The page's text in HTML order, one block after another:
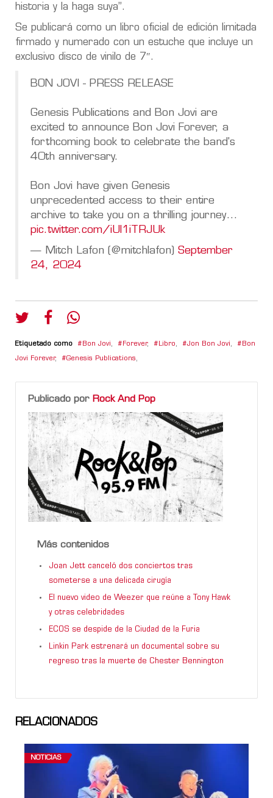
historia y la haga suya”.
Se publicará como un libro oficial de edición limitada
firmado y numerado con un estuche que incluye un
exclusivo disco de vinilo de 7″.
BON JOVI - PRESS RELEASE
Genesis Publications and Bon Jovi are
excited to announce Bon Jovi Forever, a
forthcoming book to celebrate the band's
40th anniversary.
Bon Jovi have given Genesis
unprecedented access to their entire
archive to take you on a thrilling journey…
pic.twitter.com/iUl1iTRJUk
— Mitch Lafon (@mitchlafon) September
24, 2024
Etiquetado como Bon Jovi, Forever, Libro, Jon Bon Jovi, Bon
Jovi Forever, Genesis Publications,
Publicado por Rock And Pop
Más contenidos
Joan Jett canceló dos conciertos tras
someterse a una delicada cirugía
El nuevo video de Weezer que reúne a Tony Hawk
y otras celebridades
ECOS se despide de la Ciudad de la Furia
Linkin Park estrenará un documental sobre su
regreso tras la muerte de Chester Bennington
RELACIONADOS
NOTICIAS